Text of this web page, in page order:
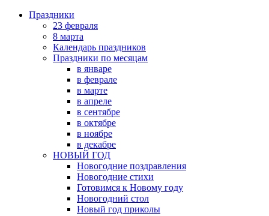
Праздники
23 февраля
8 марта
Календарь праздников
Праздники по месяцам
в январе
в феврале
в марте
в апреле
в сентябре
в октябре
в ноябре
в декабре
НОВЫЙ ГОД
Новогодние поздравления
Новогодние стихи
Готовимся к Новому году
Новогодний стол
Новый год приколы